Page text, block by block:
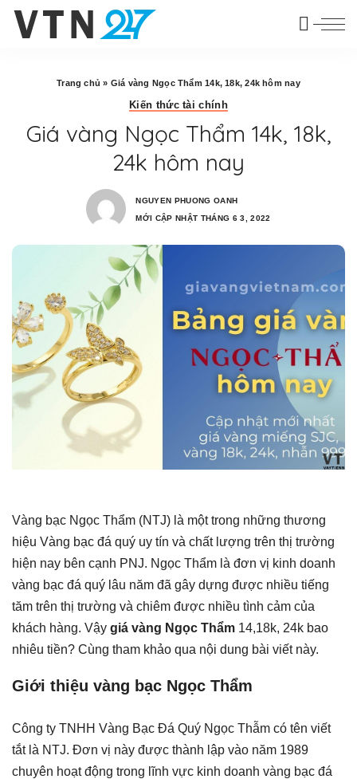
Trang chủ » Giá vàng Ngọc Thẩm 14k, 18k, 24k hôm nay
Kiến thức tài chính
Giá vàng Ngọc Thẩm 14k, 18k,
24k hôm nay
NGUYEN PHUONG OANH
MỚI CẬP NHẬT THÁNG 6 3, 2022
Vàng bạc Ngọc Thẩm (NTJ) là một trong những thương
hiệu Vàng bạc đá quý uy tín và chất lượng trên thị trường
hiện nay bên cạnh PNJ. Ngọc Thẩm là đơn vị kinh doanh
vàng bạc đá quý lâu năm đã gây dựng được nhiều tiếng
tăm trên thị trường và chiêm được nhiều tình cảm của
khách hàng. Vậy giá vàng Ngọc Thẩm 14,18k, 24k bao
nhiêu tiền? Cùng tham khảo qua nội dung bài viết này.
Giới thiệu vàng bạc Ngọc Thẩm
Công ty TNHH Vàng Bạc Đá Quý Ngọc Thẫm có tên viết
tắt là NTJ. Đơn vị này được thành lập vào năm 1989
chuyên hoạt động trong lĩnh vực kinh doanh vàng bạc đá